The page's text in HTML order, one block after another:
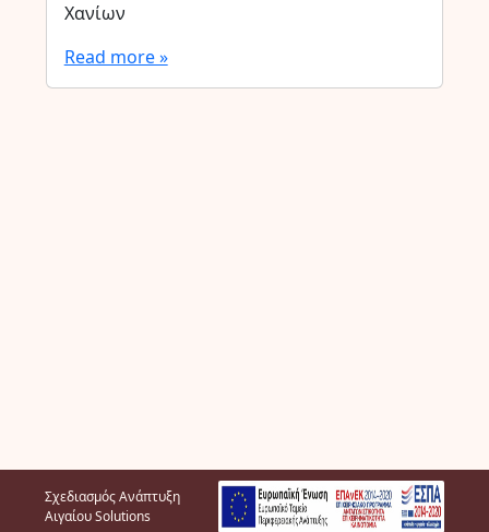
Χανίων
Read more »
Σχεδιασμός Ανάπτυξη
Αιγαίου Solutions